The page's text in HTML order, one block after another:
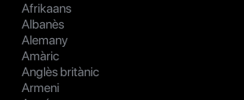
Afrikaans
Albanès
Alemany
Amàric
Anglès britànic
Armeni